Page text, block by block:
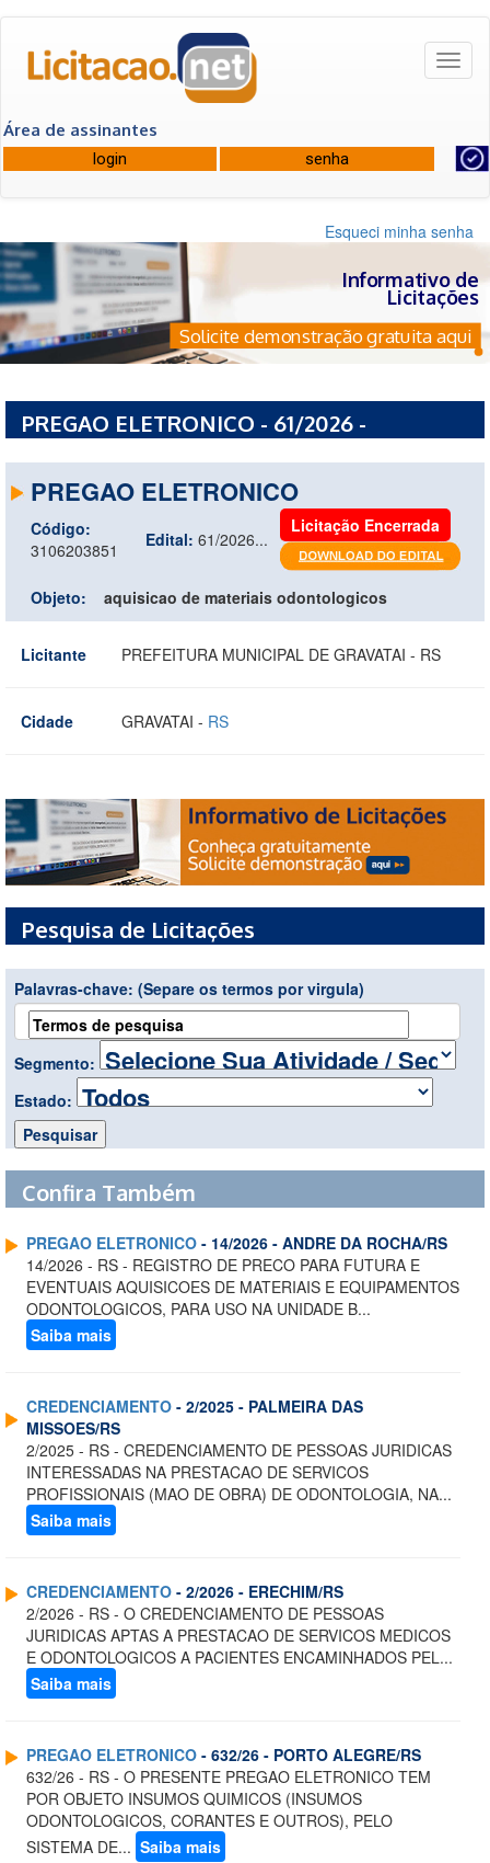
Área de assinantes
Esqueci minha senha
Informativo de
Licitações
Solicite demonstração gratuita aqui
PREGAO ELETRONICO - 61/2026 -
PREGAO ELETRONICO
Código:
3106203851
Edital: 61/2026...
Licitação Encerrada
Objeto: aquisicao de materiais odontologicos
Licitante PREFEITURA MUNICIPAL DE GRAVATAI - RS
Cidade GRAVATAI - RS
Pesquisa de Licitações
Palavras-chave: (Separe os termos por virgula)
Segmento:
Estado:
Confira Também
PREGAO ELETRONICO - 14/2026 - ANDRE DA ROCHA/RS
14/2026 - RS - REGISTRO DE PRECO PARA FUTURA E
EVENTUAIS AQUISICOES DE MATERIAIS E EQUIPAMENTOS
ODONTOLOGICOS, PARA USO NA UNIDADE B...
Saiba mais
CREDENCIAMENTO - 2/2025 - PALMEIRA DAS
MISSOES/RS
2/2025 - RS - CREDENCIAMENTO DE PESSOAS JURIDICAS
INTERESSADAS NA PRESTACAO DE SERVICOS
PROFISSIONAIS (MAO DE OBRA) DE ODONTOLOGIA, NA...
Saiba mais
CREDENCIAMENTO - 2/2026 - ERECHIM/RS
2/2026 - RS - O CREDENCIAMENTO DE PESSOAS
JURIDICAS APTAS A PRESTACAO DE SERVICOS MEDICOS
E ODONTOLOGICOS A PACIENTES ENCAMINHADOS PEL...
Saiba mais
PREGAO ELETRONICO - 632/26 - PORTO ALEGRE/RS
632/26 - RS - O PRESENTE PREGAO ELETRONICO TEM
POR OBJETO INSUMOS QUIMICOS (INSUMOS
ODONTOLOGICOS, CORANTES E OUTROS), PELO
SISTEMA DE... Saiba mais